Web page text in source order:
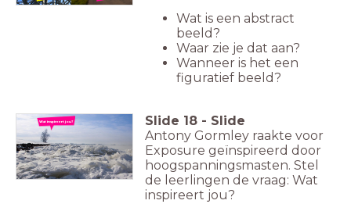
Wat is een abstract
beeld?
Waar zie je dat aan?
Wanneer is het een
figuratief beeld?
Wat inspireert jou? Slide 18 - Slide
Antony Gormley raakte voor
Exposure geïnspireerd door
hoogspanningsmasten. Stel
de leerlingen de vraag: Wat
inspireert jou?